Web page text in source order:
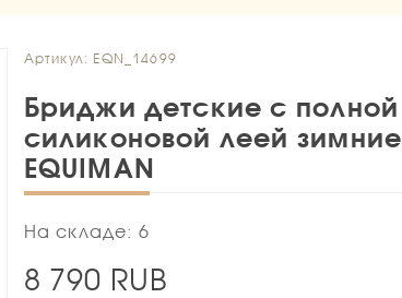
Артикул: EQN_14699
Бриджи детские с полной
силиконовой леей зимние
EQUIMAN
На складе: 6
8 790 RUB